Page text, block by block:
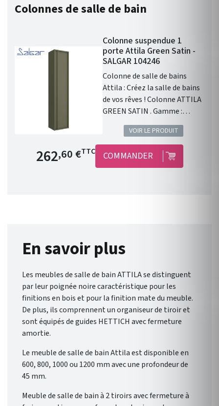
Colonnes de salle de bain
Colonne suspendue 1
porte Attila Green Satin -
SALGAR 104246
Colonne de salle de bains
Attila : Créez la salle de bains
de vos rêves ! Colonne ATTILA
GREEN SATIN . Gamme :
ATTILA . Portes : 1 porte.
Poignée intégrée . Finition
extérieure : Green Satin .
Fabriqué en Espagne.
Dimensions (mm) : Haut. 1400
Composez la salle de bains qui
reflète votre style grâce à une
éclatantes.
VOIR LE PRODUIT
Prix de base
262,60 €TTC COMMANDER
En savoir plus
Les meubles de salle de bain ATTILA se distinguent
par leur poignée noire caractéristique pour les
finitions en bois et pour la finition mate du meuble.
De plus, ils comprennent un organiseur de tiroir et
sont équipés de guides HETTICH avec fermeture
amortie.
Le meuble de salle de bain Attila est disponible en
600, 800, 1000 ou 1200 mm avec une profondeur de
45 mm.
Meuble de salle de bain à 2 tiroirs avec fermeture à